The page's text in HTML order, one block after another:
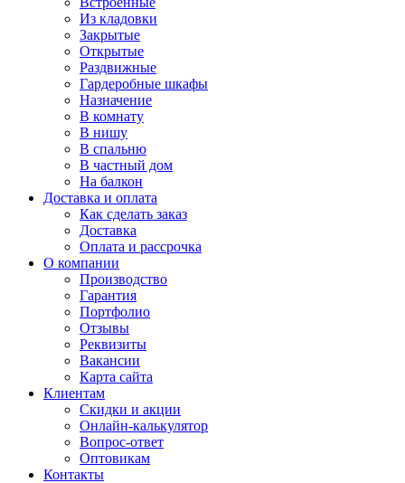
Из кладовки
Закрытые
Открытые
Раздвижные
Гардеробные шкафы
Назначение
В комнату
В нишу
В спальню
В частный дом
На балкон
Доставка и оплата
Как сделать заказ
Доставка
Оплата и рассрочка
О компании
Производство
Гарантия
Портфолио
Отзывы
Реквизиты
Вакансии
Карта сайта
Клиентам
Скидки и акции
Онлайн-калькулятор
Вопрос-ответ
Оптовикам
Контакты